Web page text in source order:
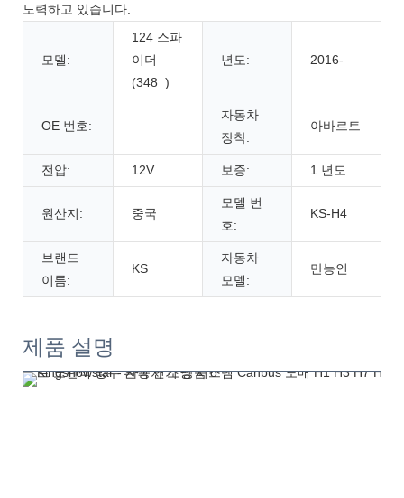
노력하고 있습니다.
모델:
124 스파
이더
(348_)
년도: 2016-
OE 번호:
자동차
장착:
아바르트
전압: 12V 보증: 1 년도
원산지: 중국
모델 번
호:
KS-H4
브랜드
이름:
KS
자동차
모델:
만능인
제품 설명